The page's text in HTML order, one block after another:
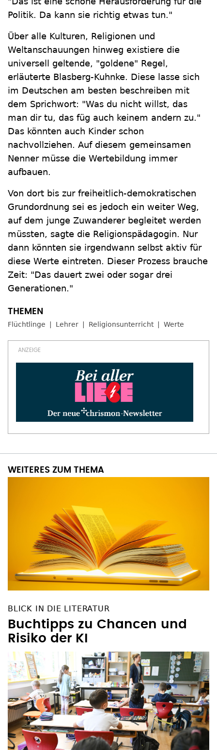
Politik. Da kann sie richtig etwas tun."
Über alle Kulturen, Religionen und
Weltanschauungen hinweg existiere die
universell geltende, "goldene" Regel,
erläuterte Blasberg-Kuhnke. Diese lasse sich
im Deutschen am besten beschreiben mit
dem Sprichwort: "Was du nicht willst, das
man dir tu, das füg auch keinem andern zu."
Das könnten auch Kinder schon
nachvollziehen. Auf diesem gemeinsamen
Nenner müsse die Wertebildung immer
aufbauen.
Von dort bis zur freiheitlich-demokratischen
Grundordnung sei es jedoch ein weiter Weg,
auf dem junge Zuwanderer begleitet werden
müssten, sagte die Religionspädagogin. Nur
dann könnten sie irgendwann selbst aktiv für
diese Werte eintreten. Dieser Prozess brauche
Zeit: "Das dauert zwei oder sogar drei
Generationen."
Flüchtlinge Lehrer Religionsunterricht Werte
WEITERES ZUM THEMA
BLICK IN DIE LITERATUR
Buchtipps zu Chancen und
Risiko der KI